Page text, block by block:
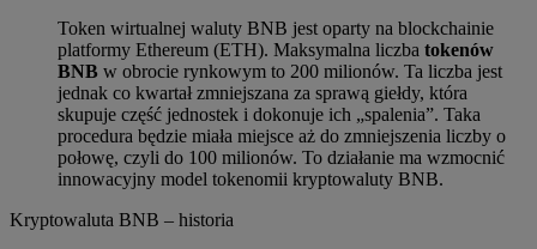
Token wirtualnej waluty BNB jest oparty na blockchainie
platformy Ethereum (ETH). Maksymalna liczba tokenów
BNB w obrocie rynkowym to 200 milionów. Ta liczba jest
jednak co kwartał zmniejszana za sprawą giełdy, która
skupuje część jednostek i dokonuje ich „spalenia”. Taka
procedura będzie miała miejsce aż do zmniejszenia liczby o
połowę, czyli do 100 milionów. To działanie ma wzmocnić
innowacyjny model tokenomii kryptowaluty BNB.
Kryptowaluta BNB – historia